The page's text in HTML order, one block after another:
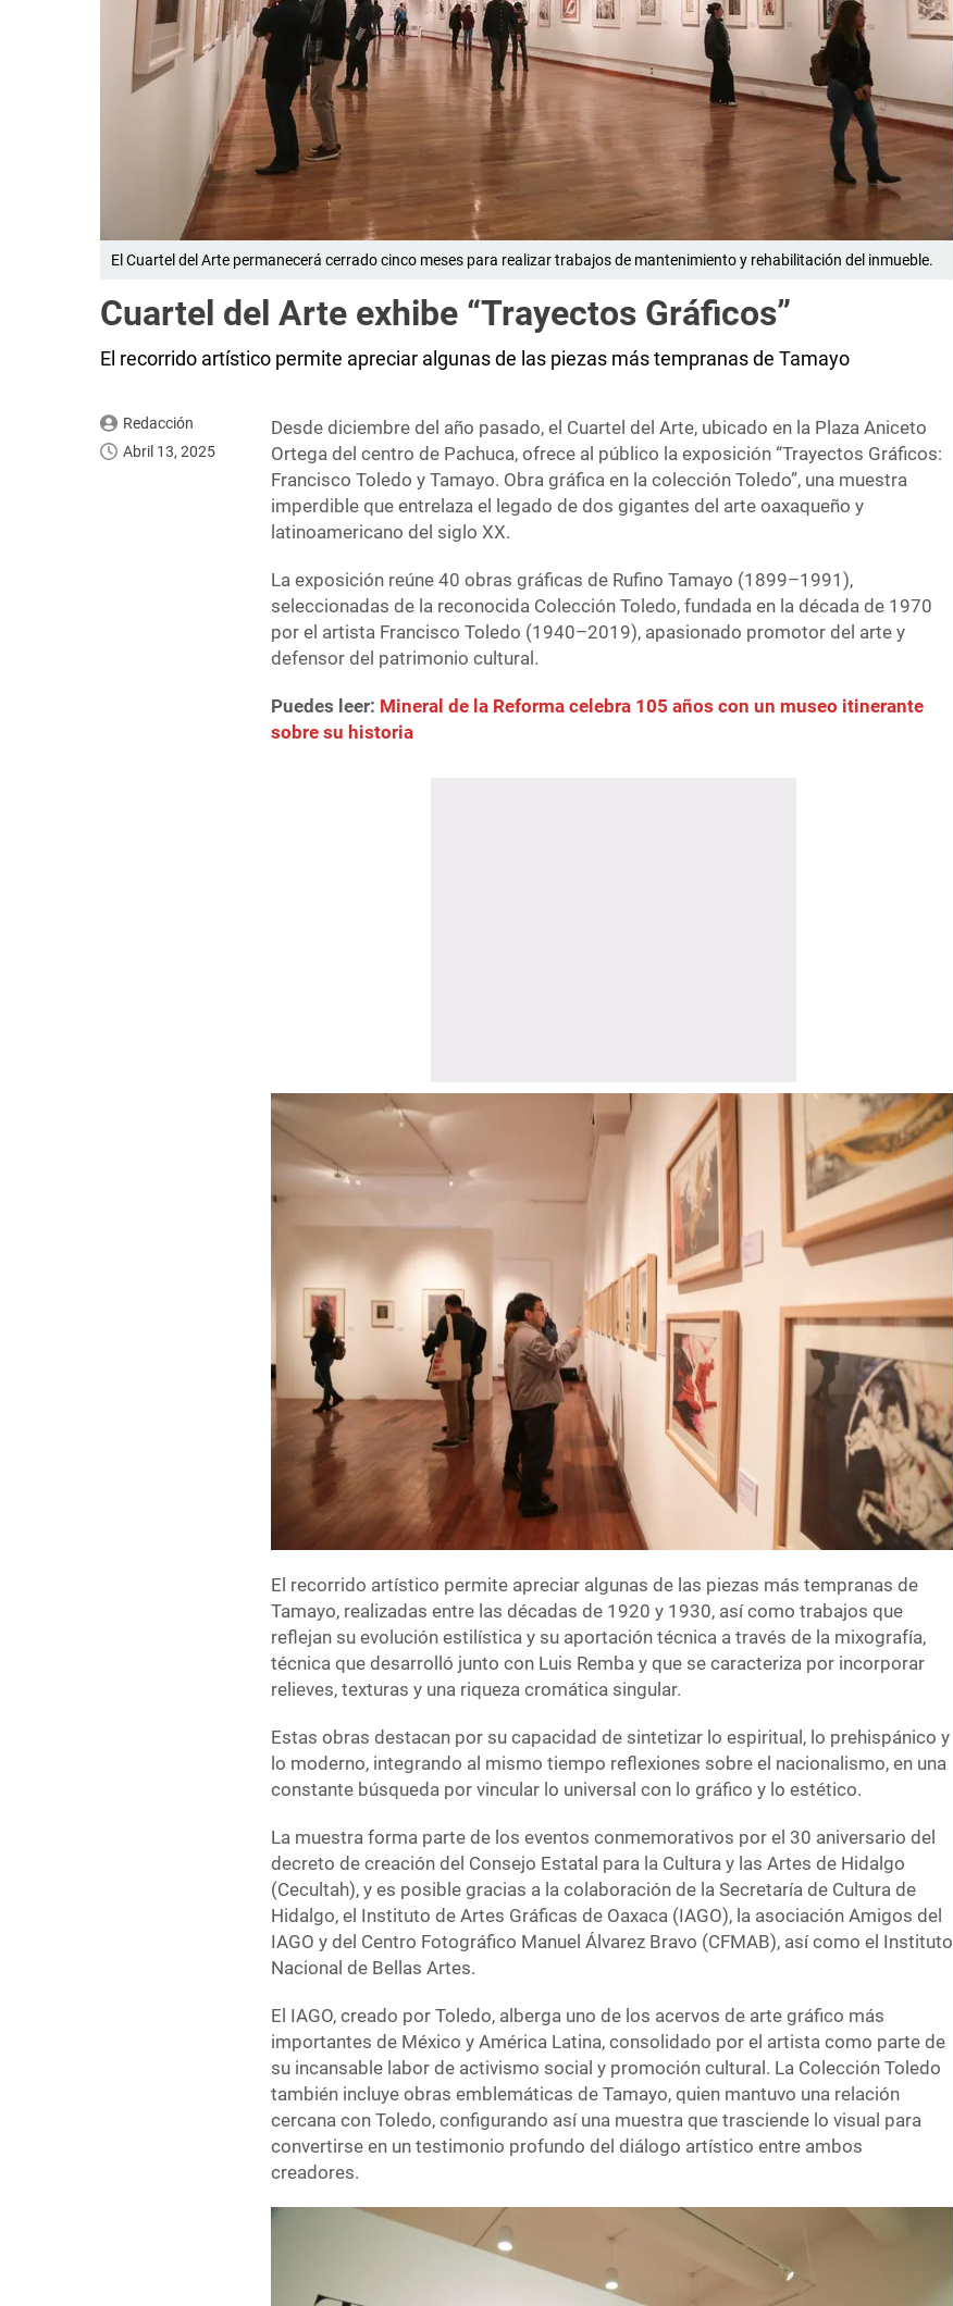
El Cuartel del Arte permanecerá cerrado cinco meses para realizar trabajos de mantenimiento y rehabilitación del inmueble.
Cuartel del Arte exhibe “Trayectos Gráficos”
El recorrido artístico permite apreciar algunas de las piezas más tempranas de Tamayo
Redacción
Abril 13, 2025
Desde diciembre del año pasado, el Cuartel del Arte, ubicado en la Plaza Aniceto
Ortega del centro de Pachuca, ofrece al público la exposición “Trayectos Gráficos:
Francisco Toledo y Tamayo. Obra gráfica en la colección Toledo”, una muestra
imperdible que entrelaza el legado de dos gigantes del arte oaxaqueño y
latinoamericano del siglo XX.
La exposición reúne 40 obras gráficas de Rufino Tamayo (1899–1991),
seleccionadas de la reconocida Colección Toledo, fundada en la década de 1970
por el artista Francisco Toledo (1940–2019), apasionado promotor del arte y
defensor del patrimonio cultural.
Puedes leer: Mineral de la Reforma celebra 105 años con un museo itinerante
sobre su historia
El recorrido artístico permite apreciar algunas de las piezas más tempranas de
Tamayo, realizadas entre las décadas de 1920 y 1930, así como trabajos que
reflejan su evolución estilística y su aportación técnica a través de la mixografía,
técnica que desarrolló junto con Luis Remba y que se caracteriza por incorporar
relieves, texturas y una riqueza cromática singular.
Estas obras destacan por su capacidad de sintetizar lo espiritual, lo prehispánico y
lo moderno, integrando al mismo tiempo reflexiones sobre el nacionalismo, en una
constante búsqueda por vincular lo universal con lo gráfico y lo estético.
La muestra forma parte de los eventos conmemorativos por el 30 aniversario del
decreto de creación del Consejo Estatal para la Cultura y las Artes de Hidalgo
(Cecultah), y es posible gracias a la colaboración de la Secretaría de Cultura de
Hidalgo, el Instituto de Artes Gráficas de Oaxaca (IAGO), la asociación Amigos del
IAGO y del Centro Fotográfico Manuel Álvarez Bravo (CFMAB), así como el Instituto
Nacional de Bellas Artes.
El IAGO, creado por Toledo, alberga uno de los acervos de arte gráfico más
importantes de México y América Latina, consolidado por el artista como parte de
su incansable labor de activismo social y promoción cultural. La Colección Toledo
también incluye obras emblemáticas de Tamayo, quien mantuvo una relación
cercana con Toledo, configurando así una muestra que trasciende lo visual para
convertirse en un testimonio profundo del diálogo artístico entre ambos
creadores.